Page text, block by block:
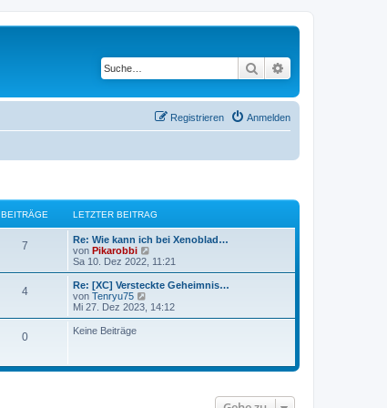
Suche
Anmelden
Registrieren
BEITRÄGE LETZTER BEITRAG
7
Re: Wie kann ich bei Xenoblad…
von Pikarobbi
e
u
e
t
t
Sa 10. Dez 2022, 11:21
4
Re: [XC] Versteckte Geheimnis…
von Tenryu75
e
u
r
Mi 27. Dez 2023, 14:12
0 Keine Beiträge